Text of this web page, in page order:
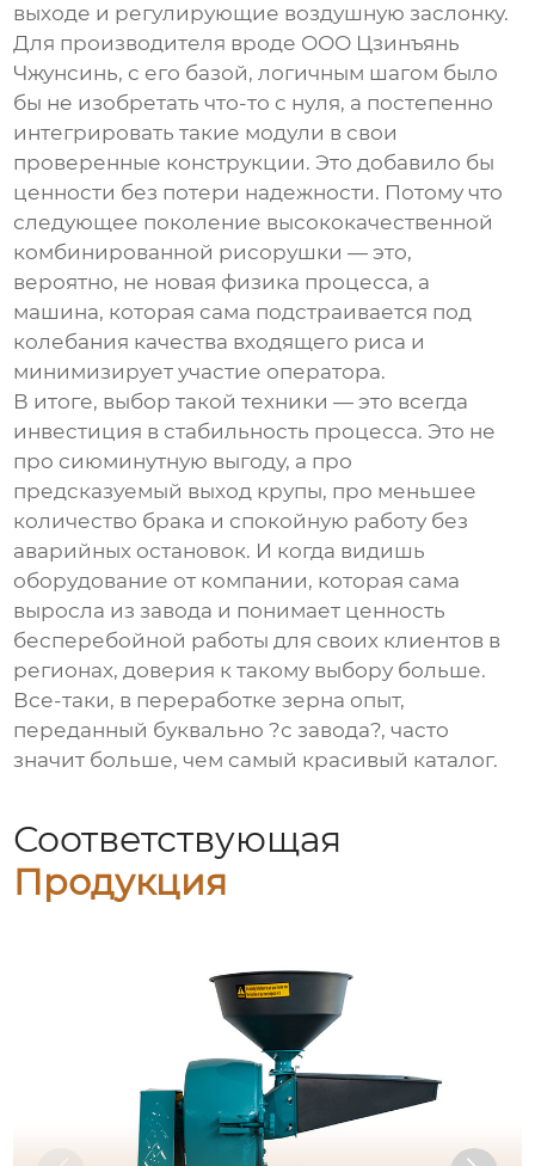
выходе и регулирующие воздушную заслонку.
Для производителя вроде ООО Цзинъянь
Чжунсинь, с его базой, логичным шагом было
бы не изобретать что-то с нуля, а постепенно
интегрировать такие модули в свои
проверенные конструкции. Это добавило бы
ценности без потери надежности. Потому что
следующее поколение высококачественной
комбинированной рисорушки — это,
вероятно, не новая физика процесса, а
машина, которая сама подстраивается под
колебания качества входящего риса и
минимизирует участие оператора.
В итоге, выбор такой техники — это всегда
инвестиция в стабильность процесса. Это не
про сиюминутную выгоду, а про
предсказуемый выход крупы, про меньшее
количество брака и спокойную работу без
аварийных остановок. И когда видишь
оборудование от компании, которая сама
выросла из завода и понимает ценность
бесперебойной работы для своих клиентов в
регионах, доверия к такому выбору больше.
Все-таки, в переработке зерна опыт,
переданный буквально ?с завода?, часто
значит больше, чем самый красивый каталог.
Соответствующая
Продукция